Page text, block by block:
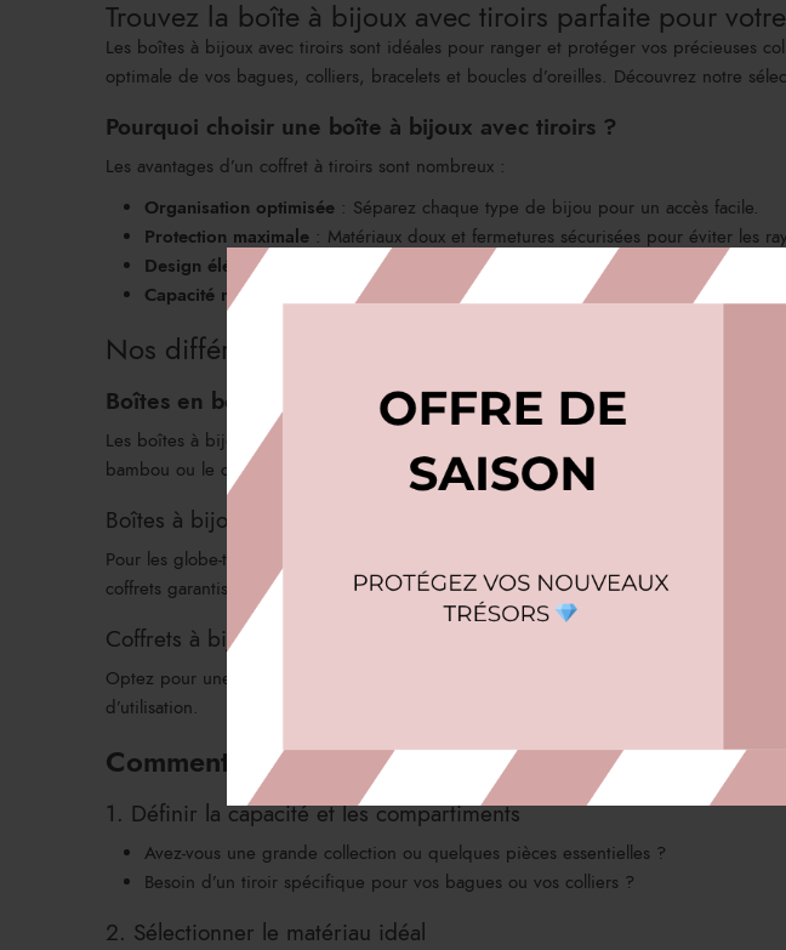
Trouvez la boîte à bijoux avec tiroirs parfaite pour
Les boîtes à bijoux avec tiroirs sont idéales pour ranger et protéger vos précieuses
optimale de vos bagues, colliers, bracelets et boucles d’oreilles. Découvrez notre
Pourquoi choisir une boîte à bijoux avec tiroirs ?
Les avantages d’un coffret à tiroirs sont nombreux :
Organisation optimisée : Séparez chaque type de bijou pour un accès facile.
Protection maximale : Matériaux doux et fermetures sécurisées pour éviter les
Design élégant
: Un véritable objet de décoration pour votre intérieur.
Capacité modulable
: Idéale pour les petites et grandes collections.
Nos différentes boîtes à bijoux avec tiroirs
Boîtes en bois : Élégance naturelle et durabilité
Les boîtes à bijoux en bois avec tiroirs sont parfaites pour celles et ceux qui
bambou ou le chêne, elles allient robustesse et esthétisme.
Boîtes à bijoux de voyage avec tiroirs
Pour les globe-trotteurs, nos modèles compacts et sécurisés sont parfaits pour
coffrets garantissent une protection optimale même en déplacement.
Coffrets à bijoux avec miroir intégré
Optez pour une boîte à bijoux avec tiroirs équipée d’un miroir pour vous parer
d’utilisation.
Comment choisir la meilleure boîte à bijoux avec
1. Définir la capacité et les compartiments
Avez-vous une grande collection ou quelques pièces essentielles ?
Besoin d’un tiroir spécifique pour vos bagues ou vos colliers ?
2. Sélectionner le matériau idéal